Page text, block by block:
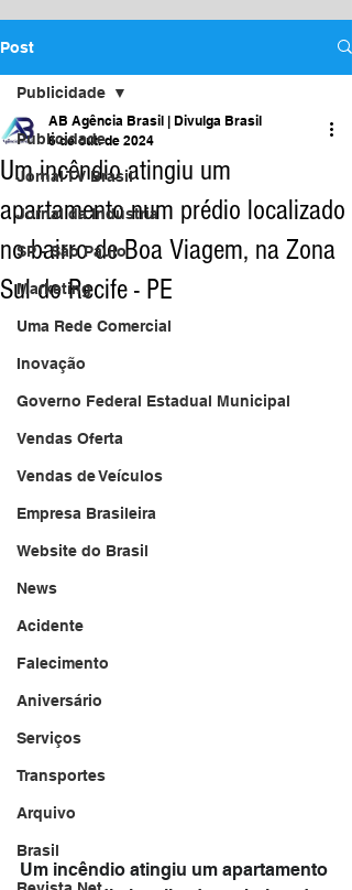
Post
Publicidade
Jornal TV Brasil
Jornal da Indústria
SP - São Paulo
Marketing
Uma Rede Comercial
Inovação
Governo Federal Estadual Municipal
Vendas Oferta
Vendas de Veículos
Empresa Brasileira
Website do Brasil
News
Acidente
Falecimento
Aniversário
Serviços
Transportes
Arquivo
Brasil
Publicidade
Um incêndio atingiu um
apartamento num prédio localizado
no bairro de Boa Viagem, na Zona
Sul do Recife - PE
AB Agência Brasil | Divulga Brasil
6 de out. de 2024
Um incêndio atingiu um apartamento